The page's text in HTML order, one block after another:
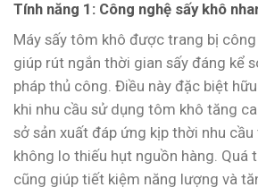
Tính năng 1: Công nghệ sấy khô
Máy sấy tôm khô được trang bị
giúp rút ngắn thời gian sấy đáng kể
pháp thủ công. Điều này đặc biệt
khi nhu cầu sử dụng tôm khô tăng
sở sản xuất đáp ứng kịp thời nhu
không lo thiếu hụt nguồn hàng. Quá
cũng giúp tiết kiệm năng lượng và